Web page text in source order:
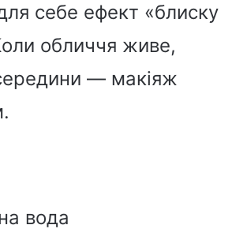
себе ефект «блиску
обличчя живе,
— макіяж
вода